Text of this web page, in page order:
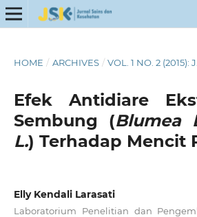
HOME / ARCHIVES / VOL. 1 NO. 2 (2015):
Efek Antidiare
Sembung (Blumea
L.) Terhadap Mencit
Elly Kendali Larasati
Laboratorium Penelitian dan